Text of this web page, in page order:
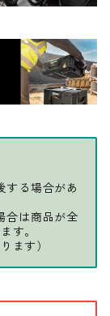
する場合があ
合は商品が全
す。
ます）